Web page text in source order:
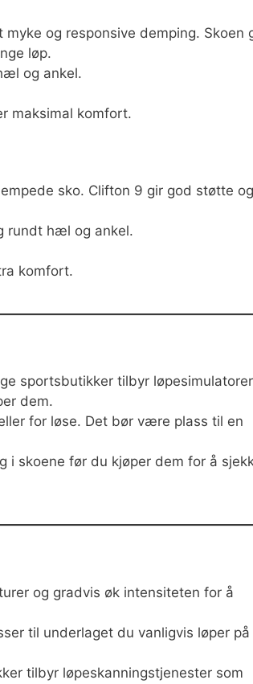
og responsive demping. Skoen
løp.
og ankel.
maksimal komfort.
sko. Clifton 9 gir god støtte og
rundt hæl og ankel.
komfort.
sportsbutikker tilbyr løpesimulatorer
dem.
for løse. Det bør være plass til en
i skoene før du kjøper dem for å
og gradvis øk intensiteten for å
til underlaget du vanligvis løper på
tilbyr løpeskanningstjenester som